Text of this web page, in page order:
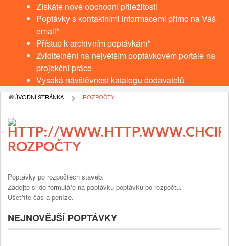
Získáte nové obchodní přiležitosti
Poptávky s kontaktními informacemi přímo na Váš
email*
Přístup k archivním poptávkám*
Zviditelnění na největším poptávkovém portále na
projekční práce
Vysoká návštěvnost katalogu dodavatelů
ÚVODNÍ STRÁNKA ROZPOČTY
ROZPOČTY
Poptávky po rozpočtech staveb.
Zadejte si do formuláře na poptávku poptávku po rozpočtu.
Ušetříte čas a peníze.
NEJNOVĚJŠÍ POPTÁVKY